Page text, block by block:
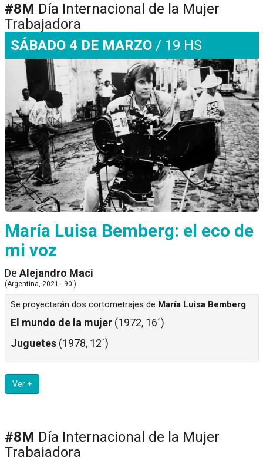
#8M Día Internacional de la Mujer
Trabajadora
SÁBADO 4 DE MARZO / 19 HS
María Luisa Bemberg: el eco de
mi voz
De Alejandro Maci
(Argentina, 2021 - 90')
Se proyectarán dos cortometrajes de María Luisa Bemberg
El mundo de la mujer (1972, 16´)
Juguetes (1978, 12´)
Ver +
#8M Día Internacional de la Mujer
Trabajadora